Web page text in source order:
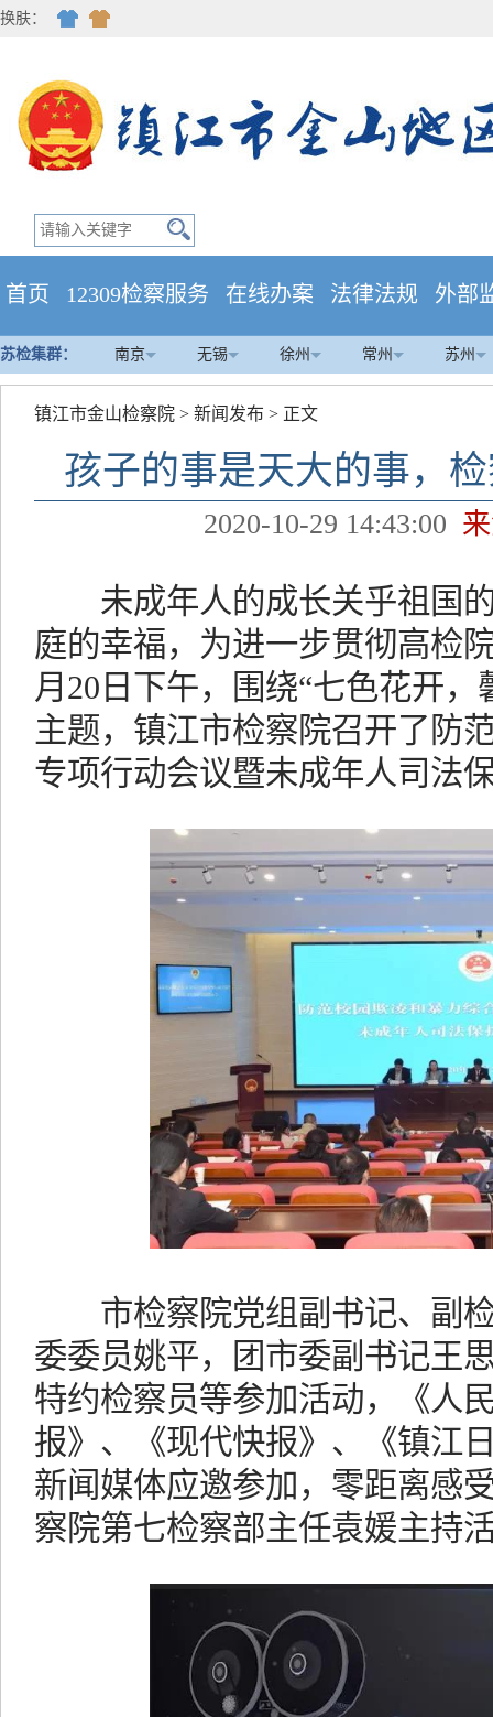
换肤：
首页 12309检察服务 在线办案 法律法规 外部
苏检集群： 南京 无锡 徐州 常州 苏州
镇江市金山检察院 > 新闻发布 > 正文
孩子的事是天大的事，
2020-10-29 14:43:00
未成年人的成长关乎祖国的
庭的幸福，为进一步贯彻高检
月20日下午，围绕“七色花开
主题，镇江市检察院召开了防
专项行动会议暨未成年人司法
市检察院党组副书记、副检
委委员姚平，团市委副书记王
特约检察员等参加活动，《人
报》、《现代快报》、《镇江
新闻媒体应邀参加，零距离感
察院第七检察部主任袁媛主持